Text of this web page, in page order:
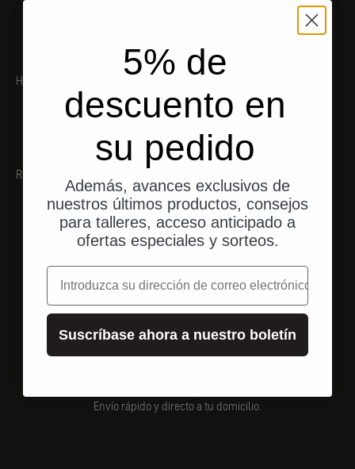
HERRAMIENTA ADECUADA
RECOMENDACIONES
Envío rápido y directo a tu domicilio.
5% de
descuento en
su pedido
Además, avances exclusivos de
nuestros últimos productos, consejos
para talleres, acceso anticipado a
ofertas especiales y sorteos.
correo electrónico
Suscríbase ahora a nuestro boletín